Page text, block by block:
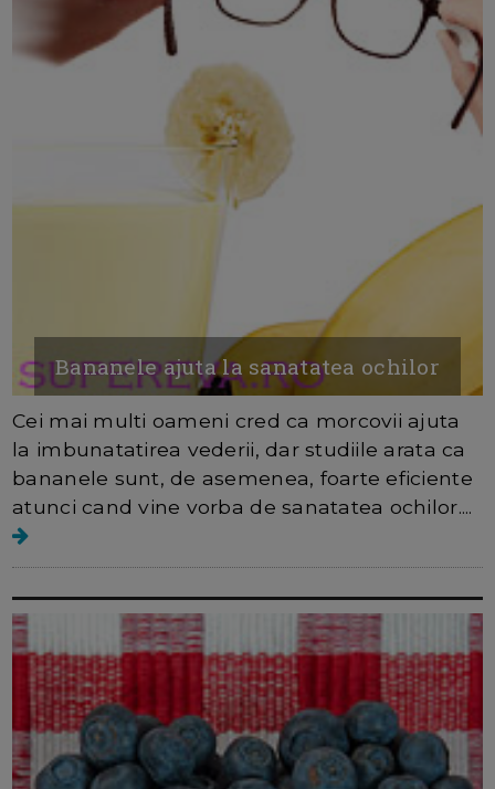
Bananele ajuta la sanatatea ochilor
Cei mai multi oameni cred ca morcovii ajuta
la imbunatatirea vederii, dar studiile arata ca
bananele sunt, de asemenea, foarte eficiente
atunci cand vine vorba de sanatatea ochilor....